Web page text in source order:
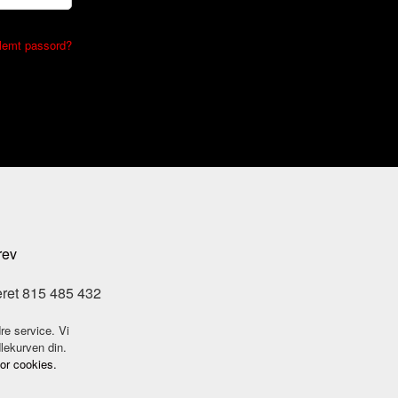
passord?
815 485 432
service. Vi
din.
cookies.